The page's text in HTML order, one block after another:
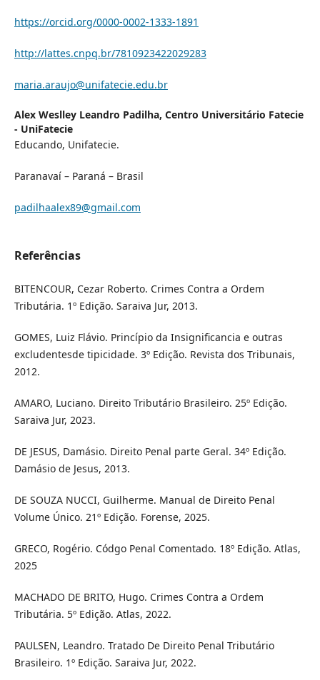
https://orcid.org/0000-0002-1333-1891
http://lattes.cnpq.br/7810923422029283
maria.araujo@unifatecie.edu.br
Alex Weslley Leandro Padilha, Centro Universitário Fatecie
- UniFatecie
Educando, Unifatecie.
Paranavaí – Paraná – Brasil
padilhaalex89@gmail.com
Referências
BITENCOUR, Cezar Roberto. Crimes Contra a Ordem
Tributária. 1º Edição. Saraiva Jur, 2013.
GOMES, Luiz Flávio. Princípio da Insignificancia e outras
excludentesde tipicidade. 3º Edição. Revista dos Tribunais,
2012.
AMARO, Luciano. Direito Tributário Brasileiro. 25º Edição.
Saraiva Jur, 2023.
DE JESUS, Damásio. Direito Penal parte Geral. 34º Edição.
Damásio de Jesus, 2013.
DE SOUZA NUCCI, Guilherme. Manual de Direito Penal
Volume Único. 21º Edição. Forense, 2025.
GRECO, Rogério. Códgo Penal Comentado. 18º Edição. Atlas,
2025
MACHADO DE BRITO, Hugo. Crimes Contra a Ordem
Tributária. 5º Edição. Atlas, 2022.
PAULSEN, Leandro. Tratado De Direito Penal Tributário
Brasileiro. 1º Edição. Saraiva Jur, 2022.